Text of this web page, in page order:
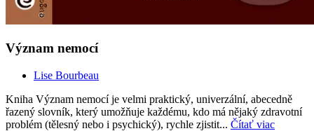
Význam nemocí
Lise Bourbeau
Kniha Význam nemocí je velmi praktický, univerzální, abecedně
řazený slovník, který umožňuje každému, kdo má nějaký zdravotní
problém (tělesný nebo i psychický), rychle zjistit... Čítať viac